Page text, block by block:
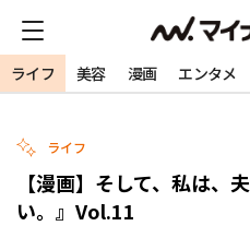
ライフ 美容 漫画 エンタメ
ライフ
【漫画】そして、私は、
い。』Vol.11